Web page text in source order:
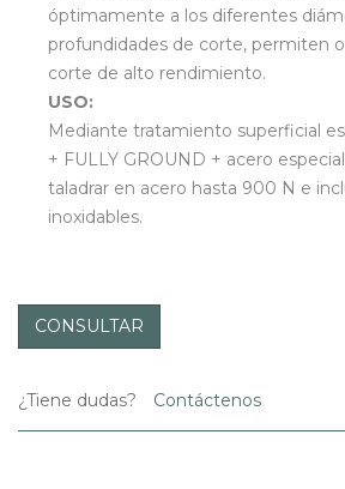
óptimamente a los diferentes
profundidades de corte, permiten
corte de alto rendimiento.
USO:
Mediante tratamiento superficial
+ FULLY GROUND + acero
taladrar en acero hasta 900 N e
inoxidables.
CONSULTAR
¿Tiene dudas? Contáctenos